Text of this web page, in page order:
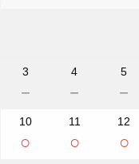
3
－
4
－
5
－
10
○
11
○
12
○